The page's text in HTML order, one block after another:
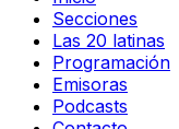
Secciones
Las 20 latinas
Programación
Emisoras
Podcasts